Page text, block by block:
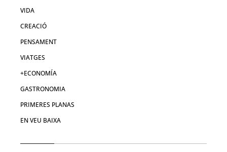
VIDA
CREACIÓ
PENSAMENT
VIATGES
+ECONOMÍA
GASTRONOMIA
PRIMERES PLANAS
EN VEU BAIXA